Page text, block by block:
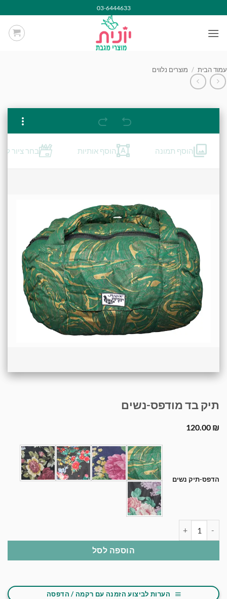
to
content
03-6444633
עמוד הבית / מוצרים נלווים
הוסף תמונה הוסף אותיות בחר ציור
תיק בד מודפס-נשים
₪
הדפס-תיק נשים
הוספה לסל
הערות לביצוע הזמנה עם רקמה / הדפסה